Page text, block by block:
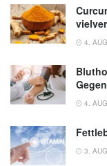
4.
4.
3.